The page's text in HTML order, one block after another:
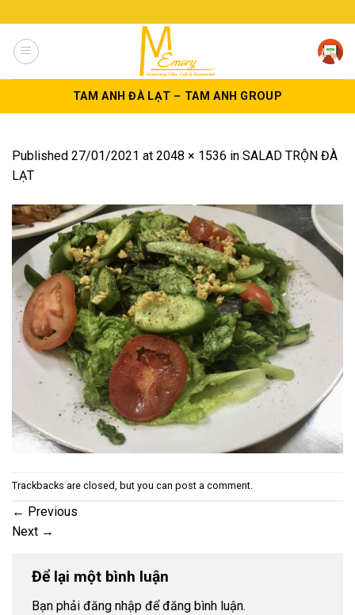
to
content
TAM ANH ĐÀ LẠT – TAM ANH GROUP
Published 27/01/2021 at 2048 × 1536 in SALAD TRỘN ĐÀ
LẠT
Trackbacks are closed, but you can post a comment.
← Previous
Next →
Để lại một bình luận
Bạn phải đăng nhập để đăng bình luận.